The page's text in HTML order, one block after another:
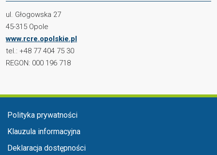
ul. Głogowska 27
45-315 Opole
www.rcre.opolskie.pl
tel.: +48 77 404 75 30
REGON: 000 196 718
Menu stopka
Polityka prywatności
Klauzula informacyjna
Deklaracja dostępności